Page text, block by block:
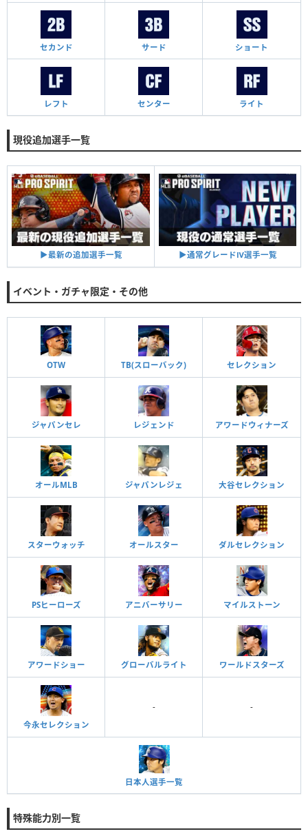
セカンド サード ショート
レフト センター ライト
現役追加選手一覧
▶︎最新の追加選手一覧 ▶︎通常グレードⅣ選手一覧
イベント・ガチャ限定・その他
OTW TB(スローバック) セレクション
ジャパンセレ レジェンド アワードウィナーズ
オールMLB ジャパンレジェ 大谷セレクション
スターウォッチ オールスター ダルセレクション
PSヒーローズ アニバーサリー マイルストーン
アワードショー グローバルライト ワールドスターズ
今永セレクション
- -
日本人選手一覧
特殊能力別一覧